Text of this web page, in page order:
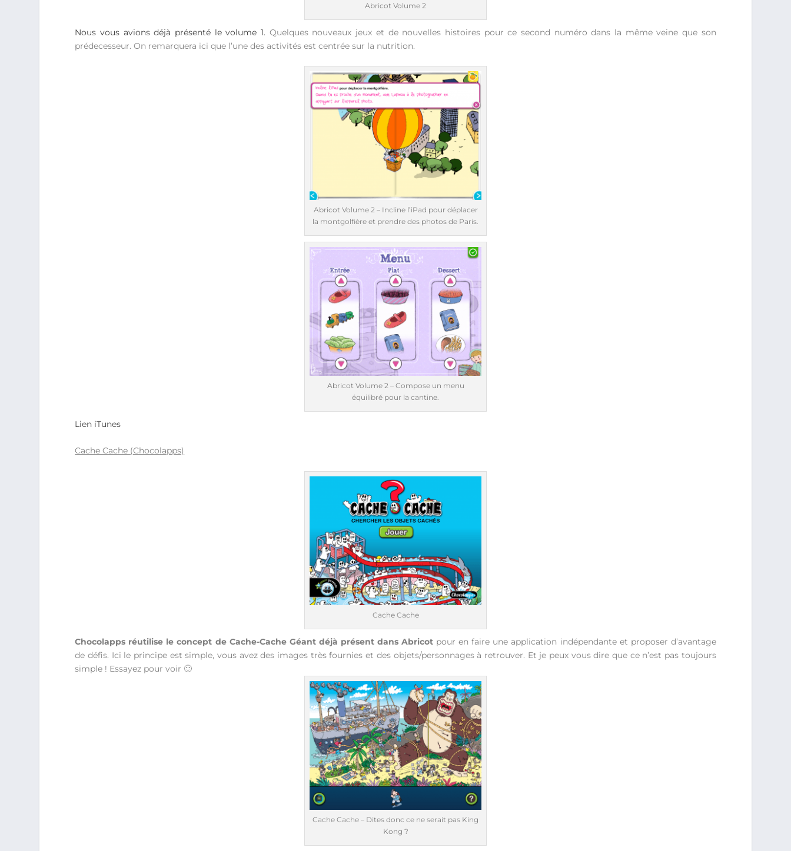
Abricot Volume 2
Nous vous avions déjà présenté le volume 1. Quelques nouveaux jeux et de nouvelles histoires pour ce second numéro dans la même veine que son
prédecesseur. On remarquera ici que l’une des activités est centrée sur la nutrition.
Abricot Volume 2 – Incline l’iPad pour déplacer
la montgolfière et prendre des photos de Paris.
Abricot Volume 2 – Compose un menu
équilibré pour la cantine.
Lien iTunes
Cache Cache (Chocolapps)
Cache Cache
Chocolapps réutilise le concept de Cache-Cache Géant déjà présent dans Abricot pour en faire une application indépendante et proposer d’avantage
de défis. Ici le principe est simple, vous avez des images très fournies et des objets/personnages à retrouver. Et je peux vous dire que ce n’est pas toujours
simple ! Essayez pour voir 🙂
Cache Cache – Dites donc ce ne serait pas King
Kong ?